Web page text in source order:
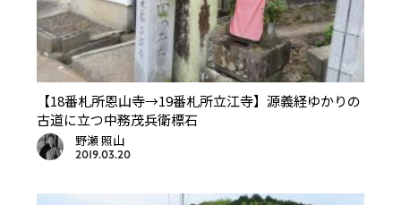
【18番札所恩山寺→19番札所立江寺】源義経ゆかりの
古道に立つ中務茂兵衛標石
野瀬 照山
2019.03.20